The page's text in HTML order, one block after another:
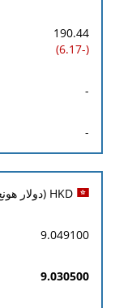
190.44
(-6.17)
-
-
9.049100
9.030500